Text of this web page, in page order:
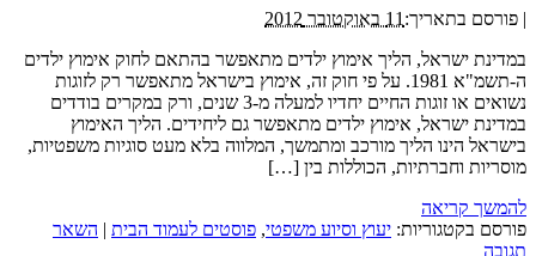
| פורסם בתאריך: 11 באוקטובר 2012
במדינת ישראל, הליך אימוץ ילדים מתאפשר בהתאם לחוק אימוץ ילדים
ה-תשמ"א 1981. על פי חוק זה, אימוץ בישראל מתאפשר רק לזוגות
נשואים או זוגות החיים יחדיו למעלה מ-3 שנים, ורק במקרים בודדים
במדינת ישראל, אימוץ ילדים מתאפשר גם ליחידים. הליך האימוץ
בישראל הינו הליך מורכב ומתמשך, המלווה בלא מעט סוגיות משפטיות,
מוסריות וחברתיות, הכוללות בין […]
להמשך קריאה
פורסם בקטגוריות: יעוץ וסיוע משפטי, פוסטים לעמוד הבית | השאר
תגובה